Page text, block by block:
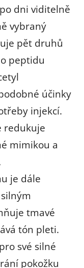
dni viditelně
vybraný
pět druhů
peptidu
účinky
injekcí.
redukuje
mimikou a
je dále
tmavé
tón pleti.
své silné
pokožku